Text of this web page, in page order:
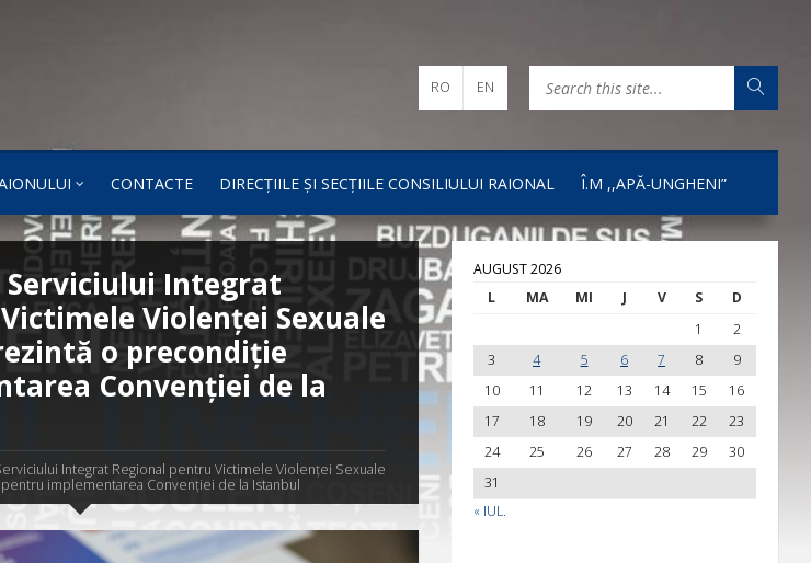
CONTACTE DIRECȚIILE ȘI SECȚIILE CONSILIULUI RAIONAL Î.M ,,APĂ-UNGHENI”
RO EN
Integrat
Violenței Sexuale
o precondiție
Convenției de la
Integrat Regional pentru Victimele Violenței Sexuale
implementarea Convenției de la Istanbul
AUGUST 2026
L
MA MI J V S D
« IUL.
1
2
3
4 5 6 7 8
9
10
11 12 13 14 15
16
17
18 19 20 21 22
23
24
25 26 27 28 29
30
31